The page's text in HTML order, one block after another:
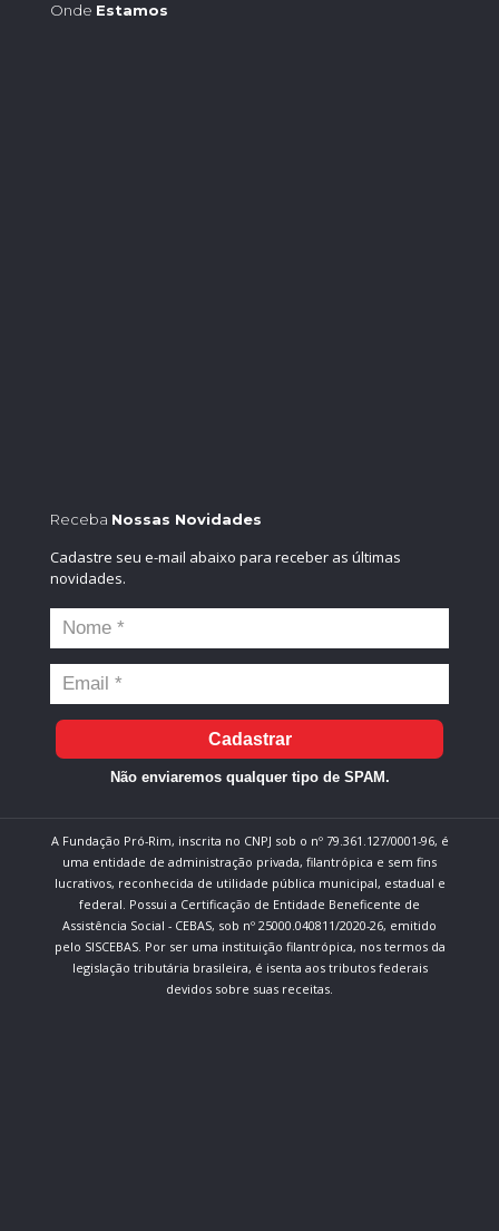
Onde Estamos
Receba Nossas Novidades
Cadastre seu e-mail abaixo para receber as últimas
novidades.
Cadastrar
Não enviaremos qualquer tipo de SPAM.
A Fundação Pró-Rim, inscrita no CNPJ sob o nº 79.361.127/0001-96, é
uma entidade de administração privada, filantrópica e sem fins
lucrativos, reconhecida de utilidade pública municipal, estadual e
federal. Possui a Certificação de Entidade Beneficente de
Assistência Social - CEBAS, sob nº 25000.040811/2020-26, emitido
pelo SISCEBAS. Por ser uma instituição filantrópica, nos termos da
legislação tributária brasileira, é isenta aos tributos federais
devidos sobre suas receitas.